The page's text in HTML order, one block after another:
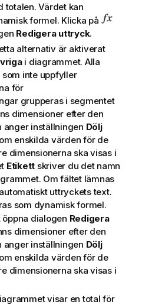
totalen. Värdet kan
formel. Klicka på
Redigera uttryck.
alternativ är aktiverat
i diagrammet. Alla
inte uppfyller
för
grupperas i segmentet
dimensioner efter den
anger inställningen Dölj
om enskilda värden för de
dimensionerna ska visas i
Etikett skriver du det namn
Om fältet lämnas
uttryckets text.
som dynamisk formel.
dialogen Redigera
dimensioner efter den
anger inställningen Dölj
om enskilda värden för de
dimensionerna ska visas i
visar en total för